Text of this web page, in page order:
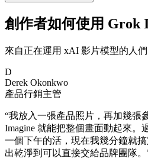
創作者如何使用 Grok
來自正在運用 xAI 影片模型的人們
D
Derek Okonkwo
產品行銷主管
“我放入一張產品照片，再加幾張
Imagine 就能把整個畫面動起來。
一個下午的活，現在我幾分鐘就
出乾淨到可以直接交給品牌團隊。